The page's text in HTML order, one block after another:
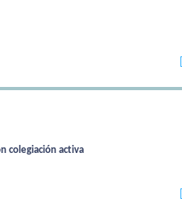
colegiación activa